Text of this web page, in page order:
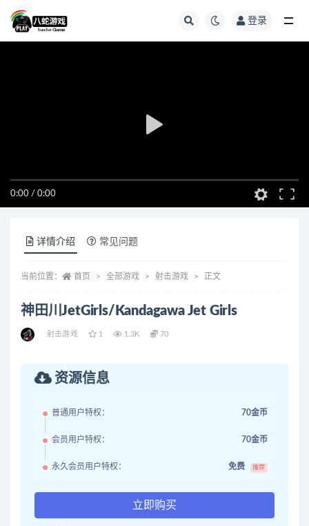
登录
0:00 / 0:00
详情介绍 常见问题
当前位置： 首页 全部游戏 射击游戏 正文
神田川JetGirls/Kandagawa Jet Girls
射击游戏 1 1.3K 70
资源信息
普通用户特权： 70金币
会员用户特权： 70金币
永久会员用户特权： 免费 推荐
立即购买